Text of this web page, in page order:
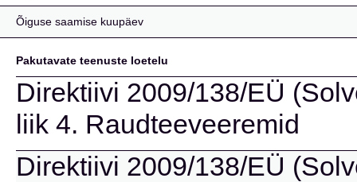
Õiguse saamise kuupäev
Pakutavate teenuste loetelu
Direktiivi 2009/138/EÜ
liik 4. Raudteeveeremid
Direktiivi 2009/138/EÜ